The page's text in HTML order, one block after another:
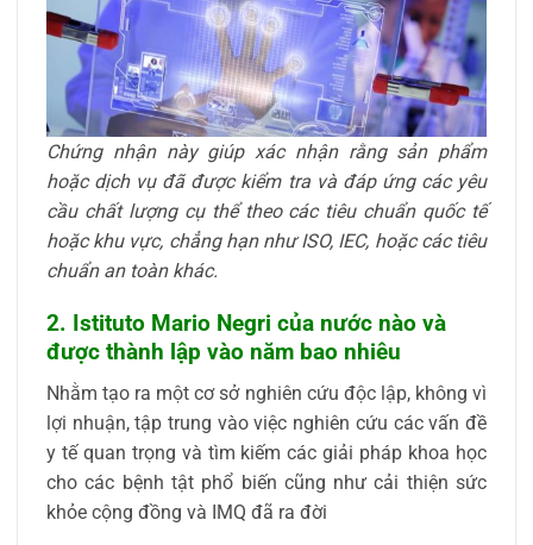
Chứng nhận này giúp xác nhận rằng sản phẩm
hoặc dịch vụ đã được kiểm tra và đáp ứng các yêu
cầu chất lượng cụ thể theo các tiêu chuẩn quốc tế
hoặc khu vực, chẳng hạn như ISO, IEC, hoặc các tiêu
chuẩn an toàn khác.
2. Istituto Mario Negri của nước nào và
được thành lập vào năm bao nhiêu
Nhằm tạo ra một cơ sở nghiên cứu độc lập, không vì
lợi nhuận, tập trung vào việc nghiên cứu các vấn đề
y tế quan trọng và tìm kiếm các giải pháp khoa học
cho các bệnh tật phổ biến cũng như cải thiện sức
khỏe cộng đồng và IMQ đã ra đời